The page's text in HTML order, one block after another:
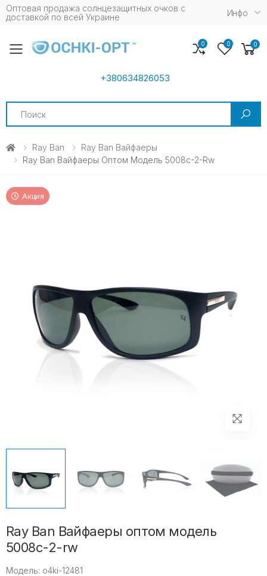
Оптовая продажа солнцезащитных очков c
доставкой по всей Украине
Инфо
Toggle mobile menu
+380634826053
Search
0 0 0
Ray Ban
Ray Ban Вайфаеры
Ray Ban Вайфаеры Оптом Модель 5008с-2-Rw
Акция
Ray Ban Вайфаеры оптом модель
5008с-2-rw
Модель: o4ki-12481